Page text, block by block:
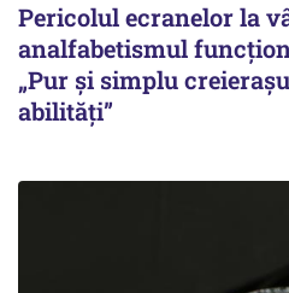
Pericolul ecranelor la
analfabetismul
„Pur și simplu
abilități”